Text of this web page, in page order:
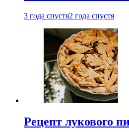
3 года спустя2 года спустя
Рецепт лукового